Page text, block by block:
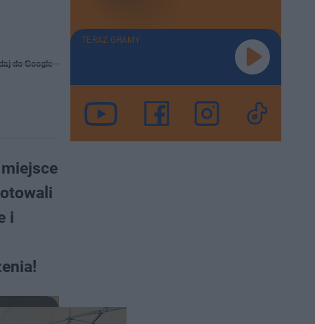
do Google
i
TERAZ GRAMY